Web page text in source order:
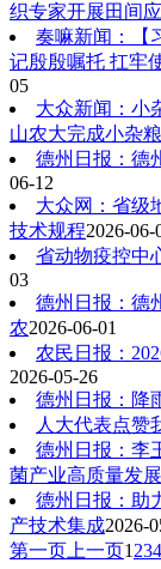
织专家开展田间
奏嘛新闻：【
记殷殷嘱托 扛牢
05
大众新闻：小
山农大完成小杂
德州日报：德
06-12
大众网：省级
技术规程2026-06-
省动物疫控中
03
德州日报：德
农2026-06-01
农民日报：
2026-05-26
德州日报：降
人大代表点赞
德州日报：李
菌产业高质量发展
德州日报：助
产技术集成2026-
第一页 上一页1 234